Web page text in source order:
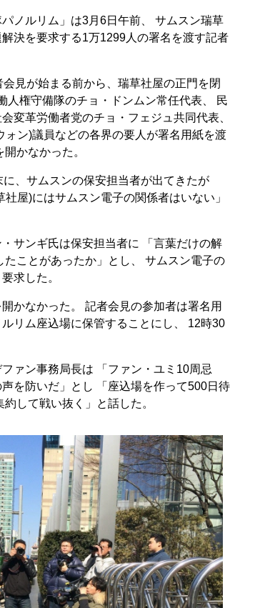
ノルリム」は3月6日午前、 サムスン瑞草
決を要求する1万1299人の署名を渡す記者
見が始まる前から、瑞草社屋の正門を閉
人権守備隊のチョ・ドンムン常任代表、 民
変革労働者党のチョ・フェジュ共同代表、
ン)議員などの各界の要人が署名用紙を渡
かなかった。
、サムスンの保安担当者が出てきたが
社屋)にはサムスン電子の関係者はいない」
サンギ氏は保安担当者に 「言葉だけの解
ことがあったか」とし、 サムスン電子の
求した。
かなかった。 記者会見の参加者は署名用
リム座込場に保管することにし、 12時30
ァン事務局長は 「ファン・ユミ10周忌
を防いだ」とし 「座込場を作って500日待
して戦い抜く」と話した。